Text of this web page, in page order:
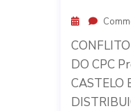
DO CPC
CASTELO